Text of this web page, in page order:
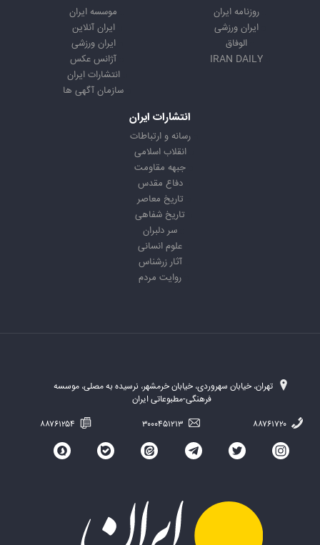
روزنامه ایران
ایران ورزشی
الوفاق
IRAN DAILY
موسسه ایران
ایران آنلاین
ایران ورزشی
آژانس عکس
انتشارات ایران
سازمان آگهی ها
انتشارات ایران
رسانه و ارتباطات
انقلاب اسلامی
جبهه مقاومت
دفاع مقدس
تاریخ معاصر
تاریخ شفاهی
سر دلبران
علوم انسانی
آثار زرشناس
روایت مردم
تهران، خیابان سهروردی، خیابان خرمشهر، نرسیده به مصلی، موسسه
فرهنگی-مطبوعاتی ایران